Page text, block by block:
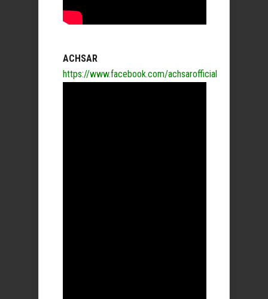
ACHSAR
https://www.facebook.com/achsarofficial